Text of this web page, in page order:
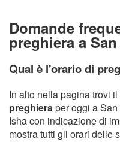
Domande
preghiera a
Qual è l'orario di
In alto nella pagina trovi
preghieraper oggi a
Isha con indicazione di
mostra tutti gli orari delle